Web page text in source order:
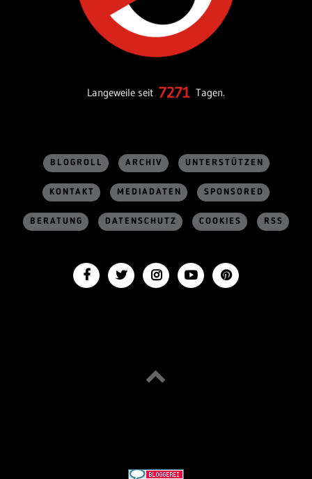
Langeweile seit 7271 Tagen.
BLOGROLL ARCHIV UNTERSTÜTZEN
KONTAKT MEDIADATEN SPONSORED
BERATUNG DATENSCHUTZ COOKIES RSS